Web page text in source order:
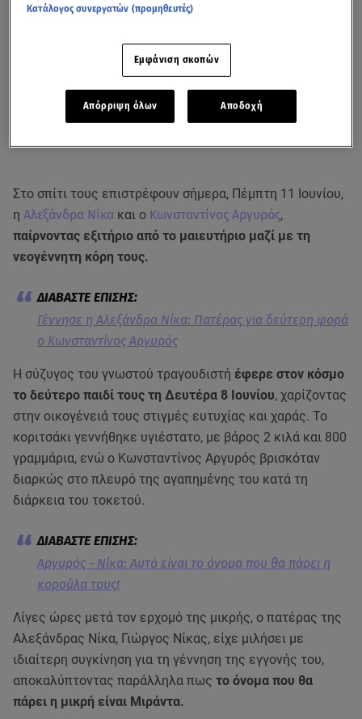
Στο σπίτι τους επιστρέφουν σήμερα, Πέμπτη 11 Ιουνίου,
η Αλεξάνδρα Νίκα και ο Κωνσταντίνος Αργυρός,
παίρνοντας εξιτήριο από το μαιευτήριο μαζί με τη
νεογέννητη κόρη τους.
Γέννησε η Αλεξάνδρα Νίκα: Πατέρας για δεύτερη φορά
ο Κωνσταντίνος Αργυρός
Η σύζυγος του γνωστού τραγουδιστή έφερε στον κόσμο
το δεύτερο παιδί τους τη Δευτέρα 8 Ιουνίου, χαρίζοντας
στην οικογένειά τους στιγμές ευτυχίας και χαράς. Το
κοριτσάκι γεννήθηκε υγιέστατο, με βάρος 2 κιλά και 800
γραμμάρια, ενώ ο Κωνσταντίνος Αργυρός βρισκόταν
διαρκώς στο πλευρό της αγαπημένης του κατά τη
διάρκεια του τοκετού.
Αργυρός - Νίκα: Αυτό είναι το όνομα που θα πάρει η
κορούλα τους!
Λίγες ώρες μετά τον ερχομό της μικρής, ο πατέρας της
Αλεξάνδρας Νίκα, Γιώργος Νίκας, είχε μιλήσει με
ιδιαίτερη συγκίνηση για τη γέννηση της εγγονής του,
αποκαλύπτοντας παράλληλα πως το όνομα που θα
πάρει η μικρή είναι Μιράντα.
Κατάλογος συνεργατών (προμηθευτές)
Εμφάνιση σκοπών
Απόρριψη όλων Αποδοχή